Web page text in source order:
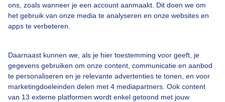
ons, zoals wanneer je een account aanmaakt. Dit doen we om
het gebruik van onze media te analyseren en onze websites en
apps te verbeteren.
Daarnaast kunnen we, als je hier toestemming voor geeft, je
gegevens gebruiken om onze content, communicatie en aanbod
te personaliseren en je relevante advertenties te tonen, en voor
marketingdoeleinden delen met 4 mediapartners. Ook content
van 13 externe platformen wordt enkel getoond met jouw
Bekijk slideshow
Een moment geduld aub...